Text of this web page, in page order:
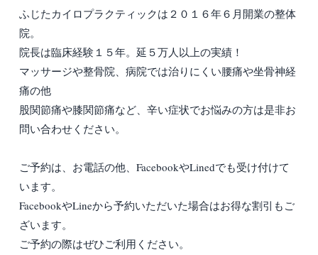
ふじたカイロプラクティックは２０１６年６月開業の整体
院。
院長は臨床経験１５年。延５万人以上の実績！
マッサージや整骨院、病院では治りにくい腰痛や坐骨神経
痛の他
股関節痛や膝関節痛など、辛い症状でお悩みの方は是非お
問い合わせください。
ご予約は、お電話の他、FacebookやLinedでも受け付けて
います。
FacebookやLineから予約いただいた場合はお得な割引もご
ざいます。
ご予約の際はぜひご利用ください。